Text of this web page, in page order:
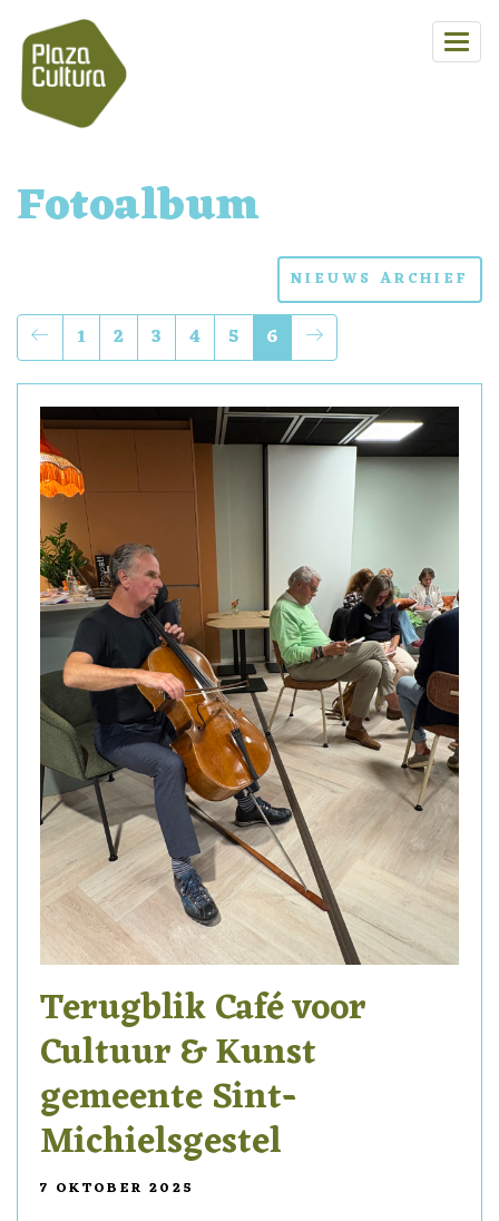
Fotoalbum
NIEUWS ARCHIEF
1 2 3 4 5 6
Terugblik Café voor
Cultuur & Kunst
gemeente Sint-
Michielsgestel
7 OKTOBER 2025